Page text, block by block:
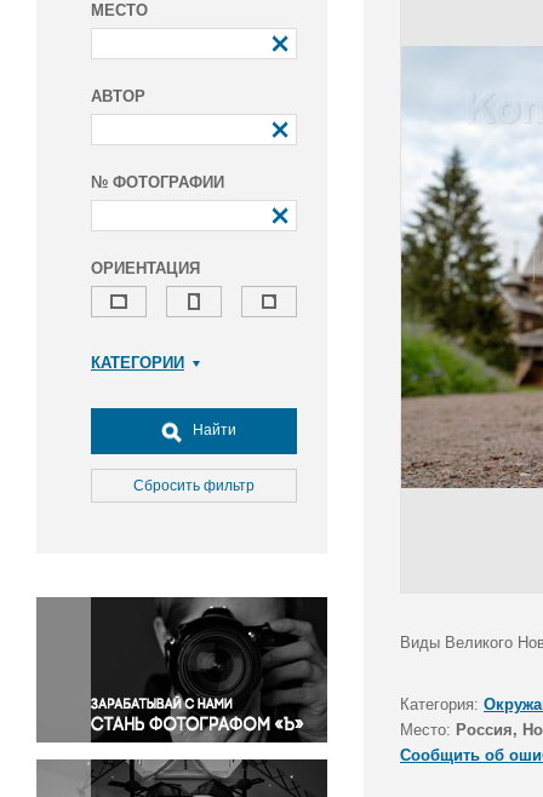
МЕСТО
АВТОР
№ ФОТОГРАФИИ
ОРИЕНТАЦИЯ
КАТЕГОРИИ
Досуг, туризм и отдых
Культура
Медицина
Окружающая среда
Политика
Правосудие
Происшествия и конфликты
Религия
Светская жизнь
Спорт
Найти
Сбросить фильтр
Виды Великого
Категория:
Место: Россия,
Сообщить об